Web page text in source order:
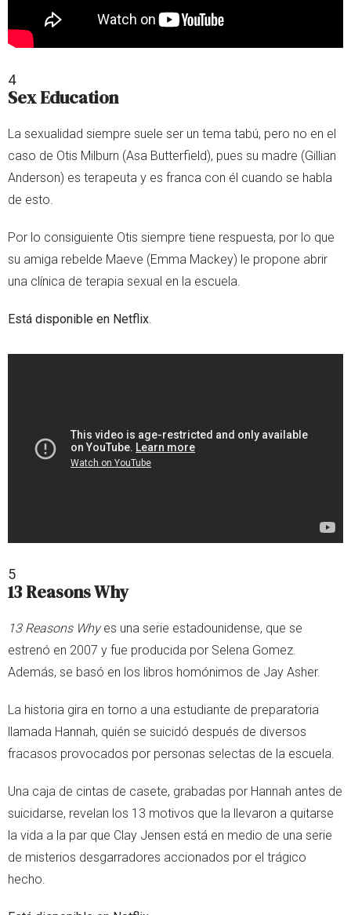
4
Sex Education
La sexualidad siempre suele ser un tema tabú, pero no en el
caso de Otis Milburn (Asa Butterfield), pues su madre (Gillian
Anderson) es terapeuta y es franca con él cuando se habla
de esto.
Por lo consiguiente Otis siempre tiene respuesta, por lo que
su amiga rebelde Maeve (Emma Mackey) le propone abrir
una clínica de terapia sexual en la escuela.
Está disponible en Netflix
5
13 Reasons Why
13 Reasons Whyes una serie estadounidense, que se
estrenó en 2007 y fue producida por Selena Gomez.
Además, se basó en los libros homónimos de Jay Asher.
La historia gira en torno a una estudiante de preparatoria
llamada Hannah, quién se suicidó después de diversos
fracasos provocados por personas selectas de la escuela.
Una caja de cintas de casete, grabadas por Hannah antes de
suicidarse, revelan los 13 motivos que la llevaron a quitarse
la vida a la par que Clay Jensen está en medio de una serie
de misterios desgarradores accionados por el trágico
hecho.